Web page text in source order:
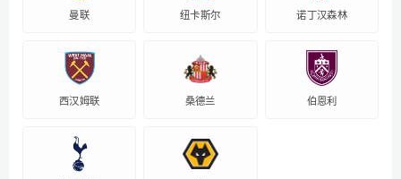
曼联 纽卡斯尔 诺丁汉森林
西汉姆联 桑德兰 伯恩利